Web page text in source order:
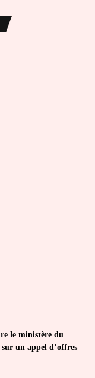
le ministère du
un appel d’offres